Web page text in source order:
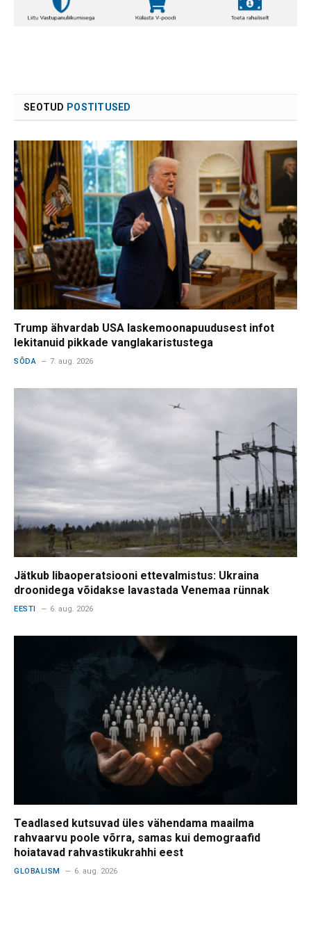
SEOTUD POSTITUSED
Trump ähvardab USA laskemoonapuudusest infot
lekitanuid pikkade vanglakaristustega
SÕDA 7. aug. 2026
Jätkub libaoperatsiooni ettevalmistus: Ukraina
droonidega võidakse lavastada Venemaa rünnak
EESTI 6. aug. 2026
Teadlased kutsuvad üles vähendama maailma
rahvaarvu poole võrra, samas kui demograafid
hoiatavad rahvastikukrahhi eest
GLOBALISM 6. aug. 2026